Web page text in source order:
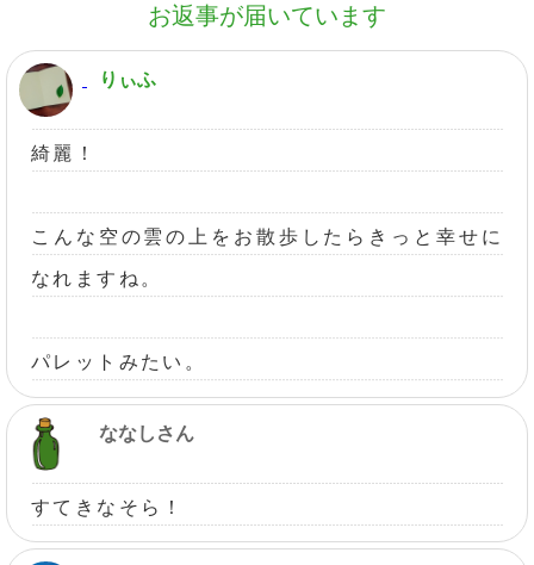
お返事が届いています
りぃふ
綺麗！
こんな空の雲の上をお散歩したらきっと幸せに
なれますね。
パレットみたい。
ななしさん
すてきなそら！